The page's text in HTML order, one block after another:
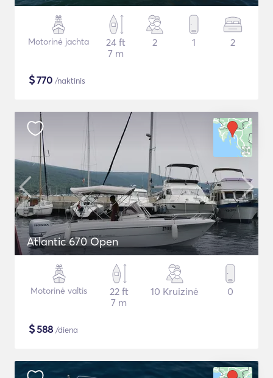
Motorinė jachta
24 ft
7 m
2 1 2
$770 /naktinis
Atlantic 670 Open
Motorinė valtis
22 ft
7 m
10 Kruizinė 0
$588 /diena